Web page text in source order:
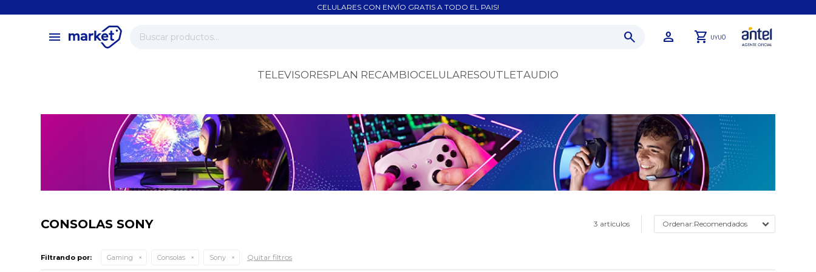
CELULARES CON ENVÍO GRATIS A TODO EL PAIS!
menu UYU0
TELEVISORESPLAN RECAMBIOCELULARESOUTLETAUDIO
CONSOLAS SONY 3 artículos Recomendados
Filtrando por: Gaming Consolas Sony Quitar filtros
close
store